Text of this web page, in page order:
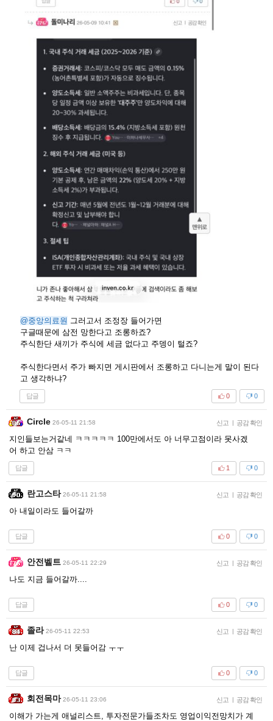
@중앙의료원 그러고서 조정장 들어가면
구글때문에 삼전 망한다고 조롱하죠?
주식한단 새끼가 주식에 세금 없다고 주뎅이 털죠?
주식한다면서 주가 빠지면 게시판에서 조롱하고 다니는게 말이 된다
고 생각하냐?
답글 0
0
Circle 26-05-11 21:58 신고 | 공감 확인
지인들보는거같네 ㅋㅋㅋㅋㅋ 100만에서도 아 너무고점이라 못사겠
어 하고 안삼 ㅋㅋ
답글 0
1
란고스타 26-05-11 21:58 신고 | 공감 확인
아 내일이라도 들어갈까
답글 0
0
안전벨트 26-05-11 22:29 신고 | 공감 확인
나도 지금 들어갈까....
답글 0
0
졸라 26-05-11 22:53 신고 | 공감 확인
난 이제 겁나서 더 못들어감 ㅜㅜ
답글 0
0
회전목마 26-05-11 23:06 신고 | 공감 확인
이해가 가는게 애널리스트, 투자전문가들조차도 영업이익전망치가 계